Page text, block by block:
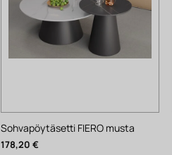
Sohvapöytäsetti FIERO musta
178,20€